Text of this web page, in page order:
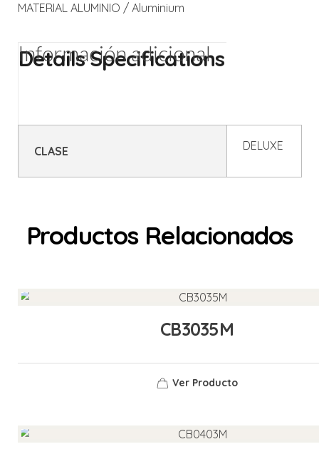
MATERIAL ALUMINIO / Aluminium
Información adicional
CLASE DELUXE
Productos Relacionados
CB3035M
Ver Producto